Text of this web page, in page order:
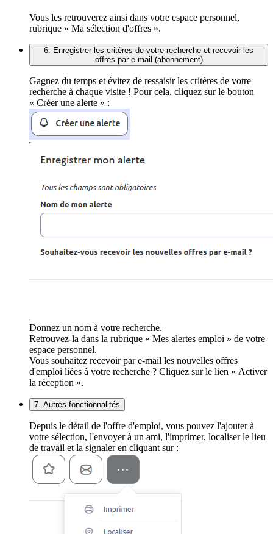
Vous les retrouverez ainsi dans votre espace personnel,
rubrique « Ma sélection d'offres ».
6. Enregistrer les critères de votre recherche et recevoir les
offres par e-mail (abonnement)
Gagnez du temps et évitez de ressaisir les critères de votre
recherche à chaque visite ! Pour cela, cliquez sur le bouton
« Créer une alerte » :
Donnez un nom à votre recherche.
Retrouvez-la dans la rubrique « Mes alertes emploi » de votre
espace personnel.
Vous souhaitez recevoir par e-mail les nouvelles offres
d'emploi liées à votre recherche ? Cliquez sur le lien « Activer
la réception ».
7. Autres fonctionnalités
Depuis le détail de l'offre d'emploi, vous pouvez l'ajouter à
votre sélection, l'envoyer à un ami, l'imprimer, localiser le lieu
de travail et la signaler en cliquant sur :